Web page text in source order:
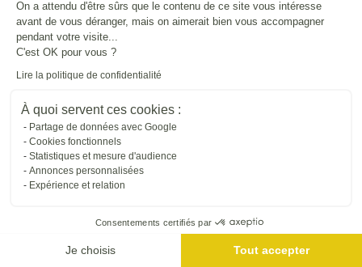
On a attendu d'être sûrs que le contenu de ce site vous intéresse
avant de vous déranger, mais on aimerait bien vous accompagner
pendant votre visite...
C'est OK pour vous ?
Lire la politique de confidentialité
À quoi servent ces cookies :
Partage de données avec Google
Cookies fonctionnels
Statistiques et mesure d'audience
Annonces personnalisées
Expérience et relation
Consentements certifiés par
Je choisis Tout accepter
entourezetsécurisez vos extérieursen
Trouver une entreprise proche de chez vous
Me géolocaliser